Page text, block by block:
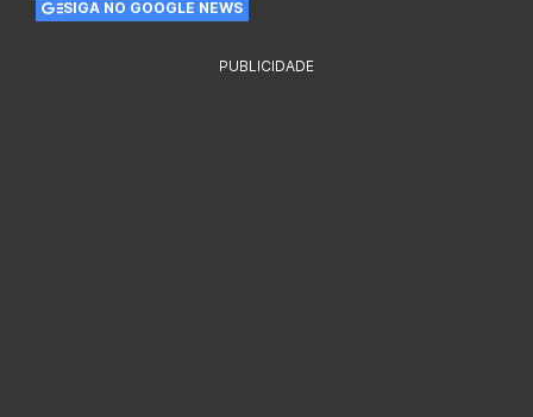
SIGA NO GOOGLE NEWS
PUBLICIDADE